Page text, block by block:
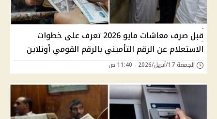
قبل صرف معاشات مايو 2026 تعرف على خطوات
الاستعلام عن الرقم التأميني بالرقم القومي أونلاين
الجمعة 17/أبريل/2026 - 11:40 ص